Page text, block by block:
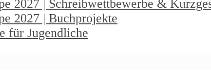
2027 | Schreibwettbewerbe &
2027 | Buchprojekte
für Jugendliche